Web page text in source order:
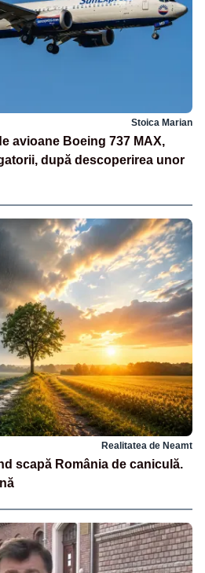
Stoica Marian
avioane Boeing 737 MAX,
după descoperirea unor
Realitatea de Neamt
scapă România de caniculă.